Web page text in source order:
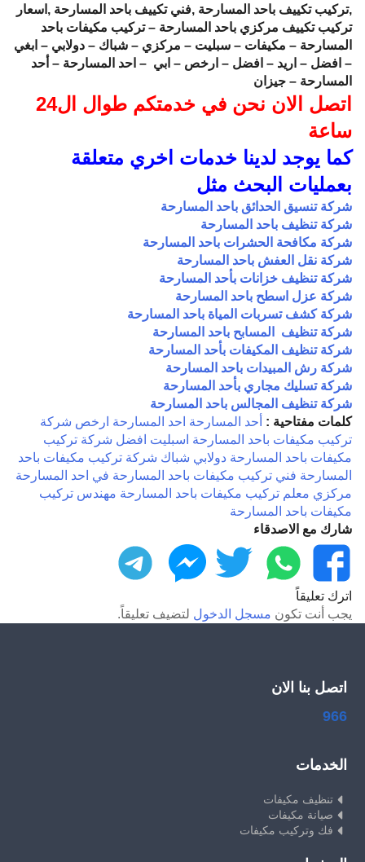
,تركيب تكييف باحد المسارحة ,فني تكييف باحد المسارحة ,اسعار
تركيب تكييف مركزي باحد المسارحة –تركيب مكيفات باحد
المسارحة – مكيفات – سبليت – مركزي – شباك – دولابي – ابغي
– افضل – اريد – افضل – ارخص – ابي – احد المسارحة – أحد
المسارحة – جيزان
اتصل الان نحن في خدمتكم طوال ال24
ساعة
كما يوجد لدينا خدمات اخري متعلقة
بعمليات البحث مثل
شركة تنسيق الحدائق باحد المسارحة
شركة تنظيف باحد المسارحة
شركة مكافحة الحشرات باحد المسارحة
شركة نقل العفش باحد المسارحة
شركة تنظيف خزانات بأحد المسارحة
شركة عزل اسطح باحد المسارحة
شركة كشف تسربات المياة باحد المسارحة
شركة تنظيف المسابح باحد المسارحة
شركة تنظيف المكيفات بأحد المسارحة
شركة رش المبيدات باحد المسارحة
شركة تسليك مجاري بأحد المسارحة
شركة تنظيف المجالس باحد المسارحة
كلمات مفتاحية : أحد المسارحة احد المسارحة ارخص شركة
تركيب مكيفات باحد المسارحة اسبليت افضل شركة تركيب
مكيفات باحد المسارحة دولابي شباك شركة تركيب مكيفات باحد
المسارحة فني تركيب مكيفات باحد المسارحة في احد المسارحة
مركزي معلم تركيب مكيفات باحد المسارحة مهندس تركيب
مكيفات باحد المسارحة
شارك مع الاصدقاء
فيسبوك
واتساب تويتر ماسنجر
اترك تعليقاً
يجب أنت تكون مسجل الدخول لتضيف تعليقاً.
اتصل بنا الان
966
الخدمات
تنظيف مكيفات
صيانة مكيفات
فك وتركيب مكيفات